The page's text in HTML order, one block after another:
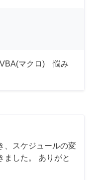
VBA(マクロ) 悩み
、スケジュールの変
ました。 ありがと